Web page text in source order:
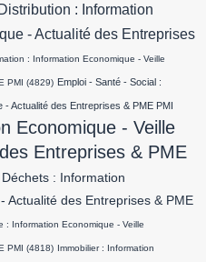
Distribution : Information
- Actualité des Entreprises
: Information Economique - Veille
PMI (4829) Emploi - Santé - Social :
- Actualité des Entreprises & PME PMI
Economique - Veille
Entreprises & PME
: Information
Actualité des Entreprises & PME
: Information Economique - Veille
PMI (4818) Immobilier : Information